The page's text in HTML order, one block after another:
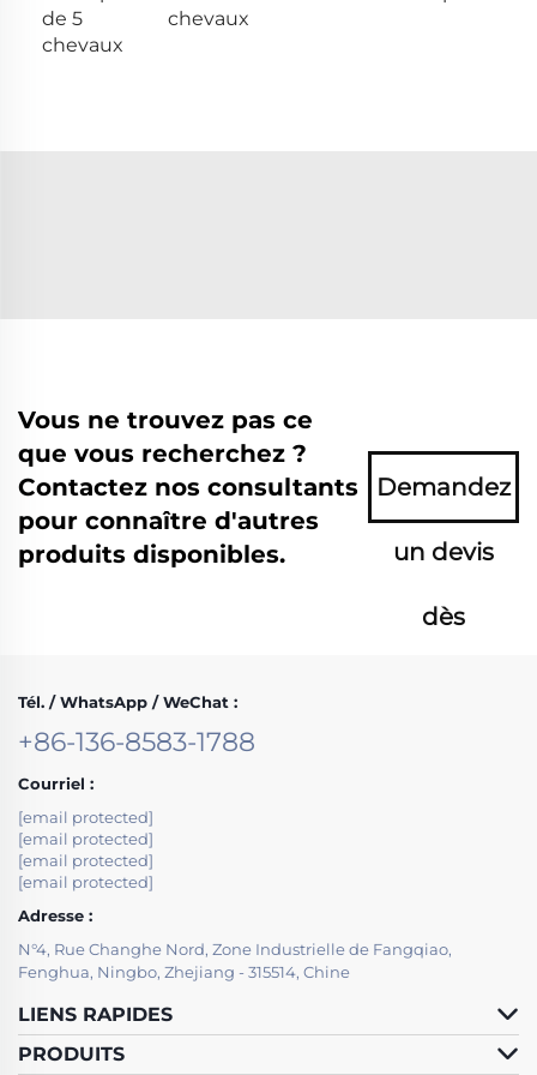
de 5
chevaux
chevaux
Vous ne trouvez pas ce
que vous recherchez ?
Contactez nos consultants
pour connaître d'autres
produits disponibles.
Demandez
un devis
dès
Tél. / WhatsApp / WeChat :
+86-136-8583-1788
Courriel :
[email protected]
[email protected]
[email protected]
[email protected]
Adresse :
N°4, Rue Changhe Nord, Zone Industrielle de Fangqiao,
Fenghua, Ningbo, Zhejiang - 315514, Chine
LIENS RAPIDES
PRODUITS